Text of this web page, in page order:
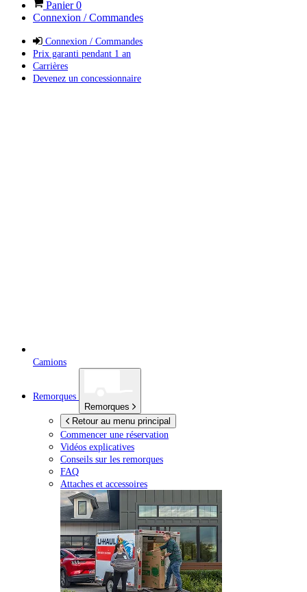
Panier0
Connexion / Commandes
Connexion / Commandes
Prix garanti pendant 1 an
Carrières
Devenez un concessionnaire
Camions
Remorques
Remorques
Retour au menu principal
Commencer une réservation
Vidéos explicatives
Conseils sur les remorques
FAQ
Attaches et accessoires